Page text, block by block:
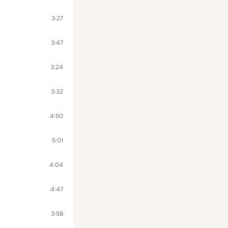
3:27
3:47
3:24
3:32
4:50
5:01
4:04
4:47
3:58